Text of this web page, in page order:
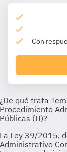
Con